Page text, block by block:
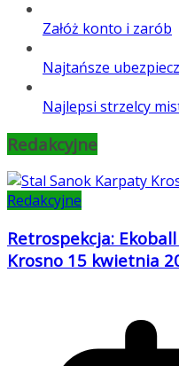
Załóż konto i zarób
Najtańsze
Najlepsi strzelcy
Redakcyjne
Redakcyjne
Retrospekcja:
Krosno 15 kwietnia